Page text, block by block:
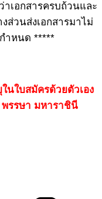
เอกสารครบถ้วนและ
ส่วนส่งเอกสารมาไม่
ำหนด *****
นใบสมัครด้วยตัวเอง
พรรษา มหาราชินี